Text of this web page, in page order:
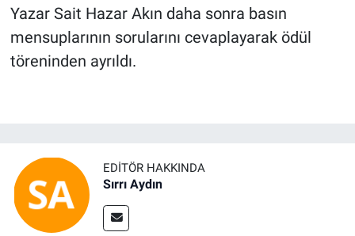
Yazar Sait Hazar Akın daha sonra basın
mensuplarının sorularını cevaplayarak ödül
töreninden ayrıldı.
EDITÖR HAKKINDA
Sırrı Aydın